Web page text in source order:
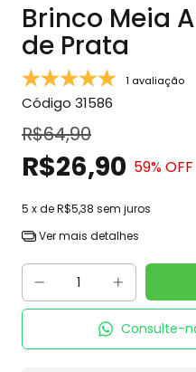
Brinco Meia
de Prata
1 avaliação
Código 31586
R$64,90
R$26,90 59% OFF
5 x deR$5,38 sem juros
Ver mais detalhes
Consulte-